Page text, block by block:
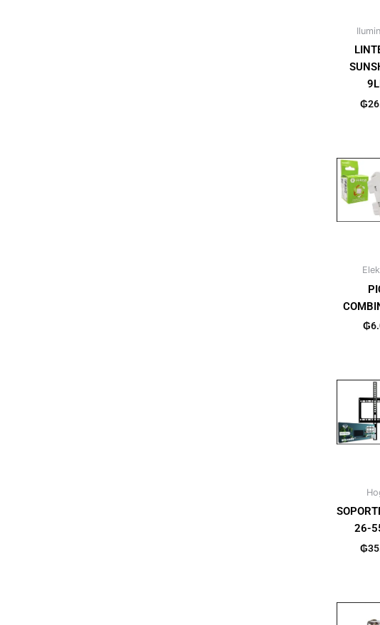
₲
₲
26-
₲